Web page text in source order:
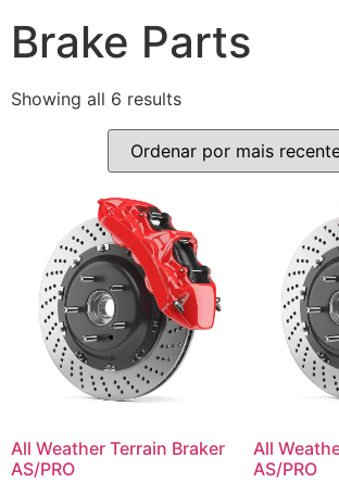
Brake Parts
Showing all 6 results
All Weather Terrain Braker
AS/PRO
All
AS/PRO